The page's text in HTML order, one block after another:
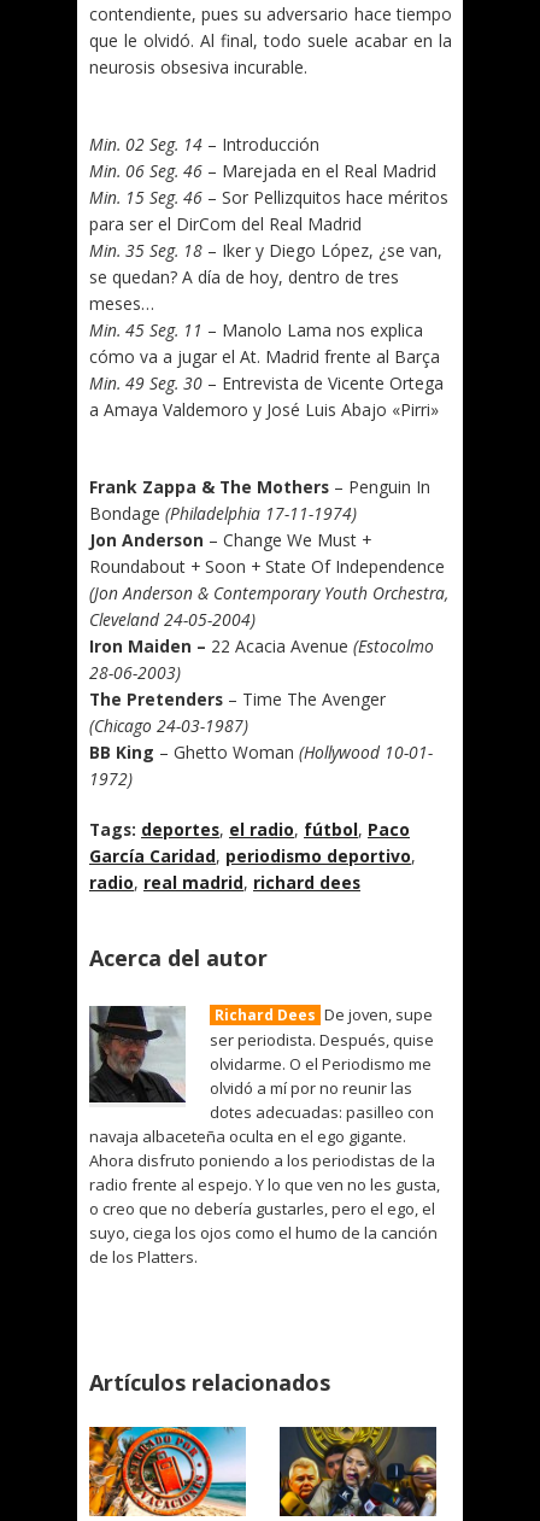
contendiente, pues su adversario hace tiempo
que le olvidó. Al final, todo suele acabar en la
neurosis obsesiva incurable.
Min. 02 Seg. 14 – Introducción
Min. 06 Seg. 46 – Marejada en el Real Madrid
Min. 15 Seg. 46 – Sor Pellizquitos hace méritos
para ser el DirCom del Real Madrid
Min. 35 Seg. 18 – Iker y Diego López, ¿se van,
se quedan? A día de hoy, dentro de tres
meses…
Min. 45 Seg. 11 – Manolo Lama nos explica
cómo va a jugar el At. Madrid frente al Barça
Min. 49 Seg. 30 – Entrevista de Vicente Ortega
a Amaya Valdemoro y José Luis Abajo «Pirri»
Frank Zappa & The Mothers – Penguin In
Bondage (Philadelphia 17-11-1974)
Jon Anderson – Change We Must +
Roundabout + Soon + State Of Independence
(Jon Anderson & Contemporary Youth Orchestra,
Cleveland 24-05-2004)
Iron Maiden – 22 Acacia Avenue (Estocolmo
28-06-2003)
The Pretenders – Time The Avenger
(Chicago 24-03-1987)
BB King – Ghetto Woman (Hollywood 10-01-
1972)
Tags: deportes, el radio, fútbol, Paco
García Caridad, periodismo deportivo,
radio, real madrid, richard dees
Acerca del autor
Richard Dees De joven, supe
ser periodista. Después, quise
olvidarme. O el Periodismo me
olvidó a mí por no reunir las
dotes adecuadas: pasilleo con
navaja albaceteña oculta en el ego gigante.
Ahora disfruto poniendo a los periodistas de la
radio frente al espejo. Y lo que ven no les gusta,
o creo que no debería gustarles, pero el ego, el
suyo, ciega los ojos como el humo de la canción
de los Platters.
Artículos relacionados